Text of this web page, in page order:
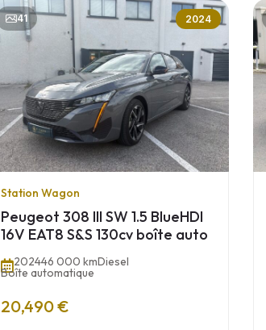
41 2024
Station Wagon
Peugeot 308 III SW 1.5 BlueHDI
16V EAT8 S&S 130cv boîte auto
202446 000 kmDiesel
Boîte automatique
20,490 €